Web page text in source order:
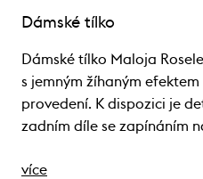
Dámské tílko
Dámské tílko Maloja
s jemným žíhaným
provedení. K dispozici je
zadním díle se zapínáním
více